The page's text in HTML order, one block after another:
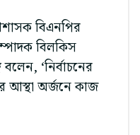
বিএনপির
বিলকিস
‘নির্বাচনের
আস্থা অর্জনে কাজ